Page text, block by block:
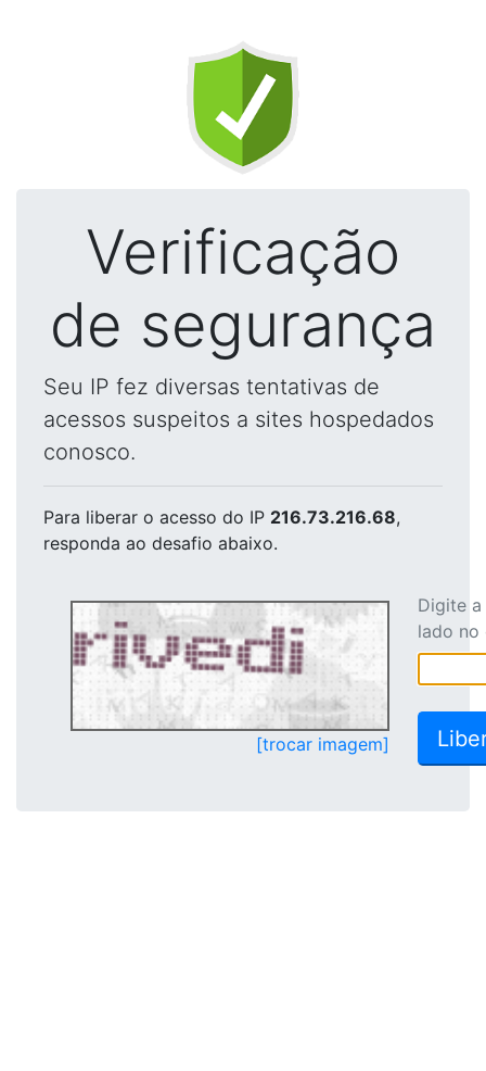
Verificação
de segurança
Seu IP fez diversas tentativas de
acessos suspeitos a sites hospedados
conosco.
Para liberar o acesso do IP 216.73.216.68,
responda ao desafio abaixo.
[trocar imagem]
Digite
lado no